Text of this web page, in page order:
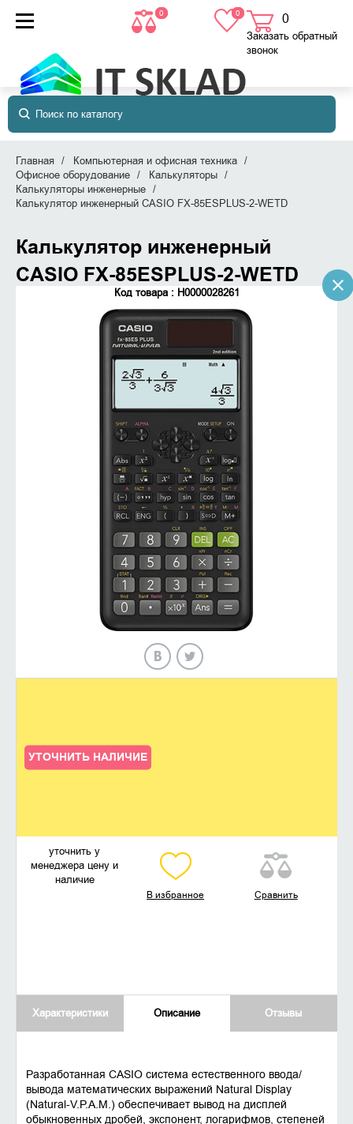
0 0 0
в корзине
Заказать обратный
звонок
Главная
Компьютерная и офисная техника
Офисное оборудование
Калькуляторы
Калькуляторы инженерные
Калькулятор инженерный CASIO FX-85ESPLUS-2-WETD
Калькулятор инженерный
CASIO FX-85ESPLUS-2-WETD
Код товара : Н0000028261
УТОЧНИТЬ НАЛИЧИЕ
уточнить у
менеджера цену и
наличие
В избранное Сравнить
Характеристики Описание Отзывы
Разработанная CASIO система естественного ввода/
вывода математических выражений Natural Display
(Natural-V.P.A.M.) обеспечивает вывод на дисплей
обыкновенных дробей, экспонент, логарифмов, степеней